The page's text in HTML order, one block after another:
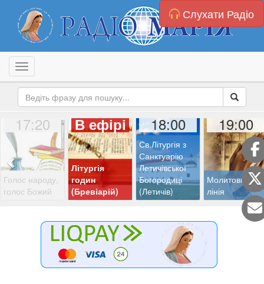
Слухати Радіо
Toggle navigation
17:20
Голос народу,
голос Божий
В ефірі
Літургія
годин
(Бревіарій)
18:00
Св.Літургія з
Санктуарію
Летичівської
Богородиці
(Летичів)
19:00
Молитовна
лінія